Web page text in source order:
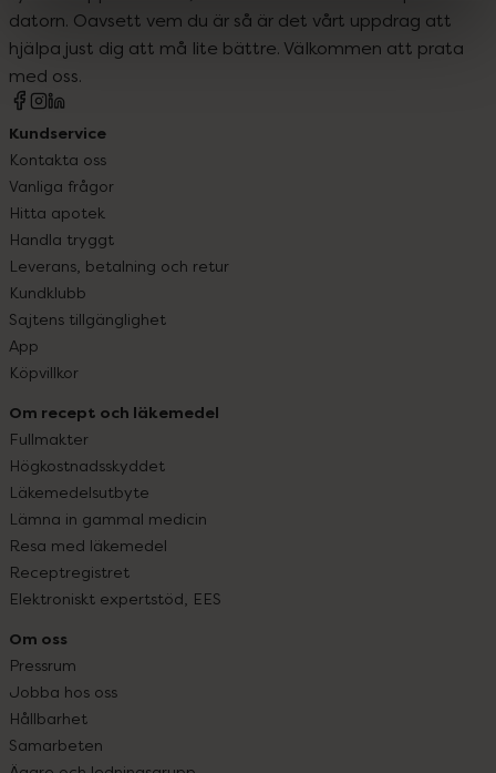
datorn. Oavsett vem du är så är det vårt uppdrag att
hjälpa just dig att må lite bättre. Välkommen att prata
med oss.
Kundservice
Kontakta oss
Vanliga frågor
Hitta apotek
Handla tryggt
Leverans, betalning och retur
Kundklubb
Sajtens tillgänglighet
App
Köpvillkor
Om recept och läkemedel
Fullmakter
Högkostnadsskyddet
Läkemedelsutbyte
Lämna in gammal medicin
Resa med läkemedel
Receptregistret
Elektroniskt expertstöd, EES
Om oss
Pressrum
Jobba hos oss
Hållbarhet
Samarbeten